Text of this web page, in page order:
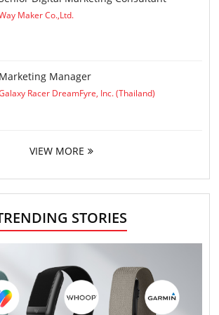
Maker Co.,Ltd.
Marketing Manager
Racer DreamFyre, Inc. (Thailand)
VIEW MORE
STORIES